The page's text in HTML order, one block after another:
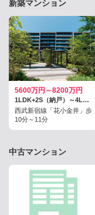
新築マンション
5600万円～8200万円
1LDK+2S（納戸）～4LDK ※S=サービスルーム（納戸） / 67.67平米～90.08平米
西武新宿線「花小金井」歩
10分～11分
中古マンション